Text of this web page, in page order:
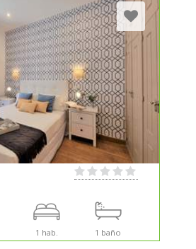
1 hab. 1 baño